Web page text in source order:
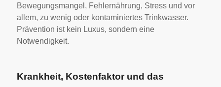
Bewegungsmangel, Fehlernährung, Stress und vor
allem, zu wenig oder kontaminiertes Trinkwasser.
Prävention ist kein Luxus, sondern eine
Notwendigkeit.
Krankheit, Kostenfaktor und das